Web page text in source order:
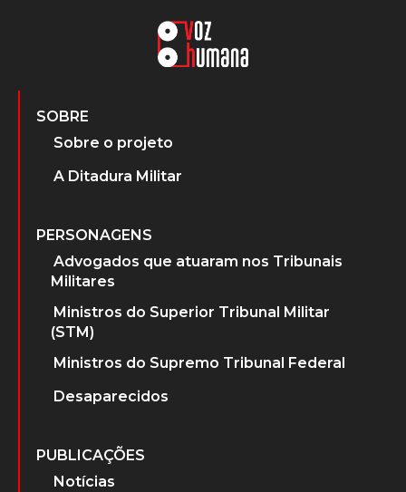
SOBRE
Sobre o projeto
A Ditadura Militar
PERSONAGENS
Advogados que atuaram nos Tribunais
Militares
Ministros do Superior Tribunal Militar
(STM)
Ministros do Supremo Tribunal Federal
Desaparecidos
PUBLICAÇÕES
Notícias